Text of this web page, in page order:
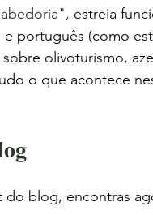
estreia
português (como
olivoturismo,
o que acontece
do blog, encontras